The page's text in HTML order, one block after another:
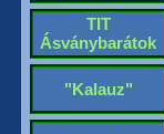
TIT
Ásványbarátok
"Kalauz"